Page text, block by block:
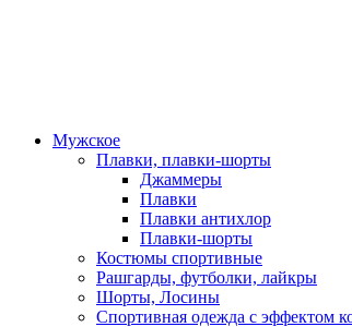
Мужское
Плавки, плавки-шорты
Джаммеры
Плавки
Плавки антихлор
Плавки-шорты
Костюмы спортивные
Рашгарды, футболки, лайкры
Шорты, Лосины
Спортивная одежда с эффектом